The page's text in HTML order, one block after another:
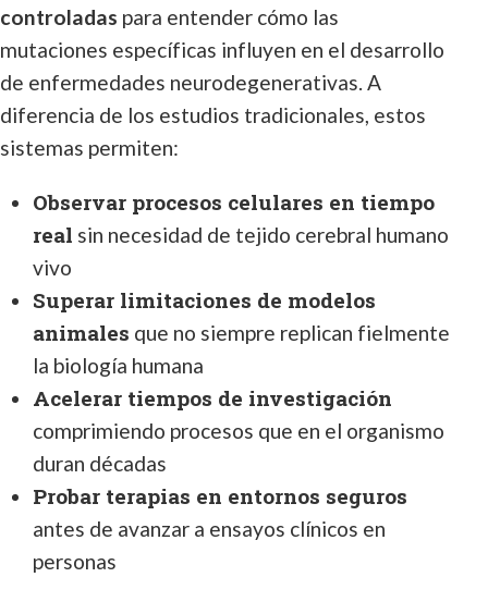
controladas para entender cómo las
mutaciones específicas influyen en el desarrollo
de enfermedades neurodegenerativas. A
diferencia de los estudios tradicionales, estos
sistemas permiten:
Observar procesos celulares en tiempo
real sin necesidad de tejido cerebral humano
vivo
Superar limitaciones de modelos
animales que no siempre replican fielmente
la biología humana
Acelerar tiempos de investigación
comprimiendo procesos que en el organismo
duran décadas
Probar terapias en entornos seguros
antes de avanzar a ensayos clínicos en
personas